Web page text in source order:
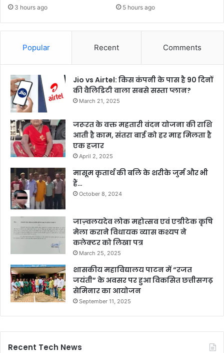
3 hours ago 5 hours ago
Popular Recent Comments
Jio vs Airtel: किस कंपनी के पास है 90 दिनों
की वैलिडिटी वाला सबसे सस्ता प्लान?
March 21, 2025
जरूरत के वक्त महतारी वंदन योजना की राशि
आती है काम, संतरा बाई को हर माह मिलता है
एक हजार
April 2, 2025
मासूम कृतार्थ की बलि के शरीके जुर्म और भी
हैं…
October 8, 2024
जाज़्वलयदेव लोक महोत्सव एवं एग्रीटेक कृषि
मेला कराने विधायक व्यास कश्यप ने
कलेक्टर को लिखा पत्र
March 25, 2025
शासकीय महाविद्यालय पाटन में “रजत
जयंती” के अवसर पर हुआ विकसित छत्तीसगढ़
सेमिनार का आयोजन
September 11, 2025
Recent Tech News